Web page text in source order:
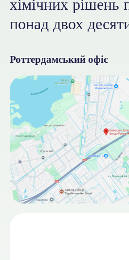
понад двох
Роттердамський офіс